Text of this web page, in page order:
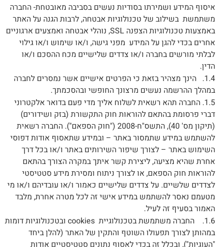
איסוף המידע ושמירתו בסודיות נעשים בסביבה מאובטחת- החברה
משתמשת בשילוב של טכנולוגיות אבטחה, לרבות הגנה על האתר
באמצעות טכנולוגיות הצפנה SSL, נוהלי אבטחה ואמצעים ארגוניים
אחרים בכדי להגן על המידע מפני גישה, ו/או שימוש ו/או גילוי
לבלתי מורשים בחברה ו/או צדדים שלישיים מכח ההסכם ו/או
הדין.
1.4. הינך מצהיר בזאת כי הפרטים אישיים אשר נמסרים לחברה
במהלך ההרשמה נעשים מרצונך החופשי ובהסכמתך.
1.5. החברה תהא רשאית לשלוח אליך מדי פעם בדואר אלקטרוני
דברי פרסומת בהתאם להוראות חוק התקשורת (בזק ושידורים)
(תיקון מס' 40), התשס"ח-2008 ("חוק הספאם"). החברה רשאית
להשתמש במידע שתמסור באתר – ובמידע שתאסוף אודות דפוסי
השימוש באתר – לצורך שיפור השירותים באתר ו/או בכל דרך
אחרת שהיא מציעה, ליצירת קשר איתך במקרה הצורך בהתאם
להוראות חוק הספאם, או לצורך ניתוח ומסירת מידע סטטיסטי
לצדדים שלשיים. על צדדים שלישיים כאמור ו/או עובדיהם ו/או מי
מטעמם נאסר להשתמש במידע אישי זה לכל מטרה אחרת, מלבד
האמור בסעיף זה לעיל.
1.6. החברה משתמשת בטכנולוגיית cookies ובטכנולוגיות דומות
במהותן לצורך תפעולו השוטף והתקין של האתר (להלן ביחד